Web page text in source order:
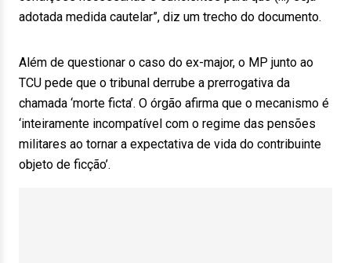
adotada medida cautelar”, diz um trecho do documento.
Além de questionar o caso do ex-major, o MP junto ao
TCU pede que o tribunal derrube a prerrogativa da
chamada ‘morte ficta’. O órgão afirma que o mecanismo é
‘inteiramente incompatível com o regime das pensões
militares ao tornar a expectativa de vida do contribuinte
objeto de ficção’.